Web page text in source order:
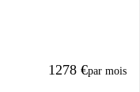
1278 €par mois